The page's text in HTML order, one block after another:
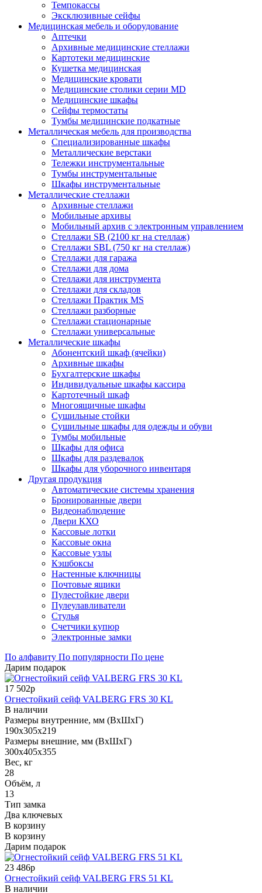
Темпокассы
Эксклюзивные сейфы
Медицинская мебель и оборудование
Аптечки
Архивные медицинские стеллажи
Картотеки медицинские
Кушетка медицинская
Медицинские кровати
Медицинские столики серии MD
Медицинские шкафы
Сейфы термостаты
Тумбы медицинские подкатные
Металлическая мебель для производства
Cпециализированные шкафы
Металлические верстаки
Тележки инструментальные
Тумбы инструментальные
Шкафы инструментальные
Металлические стеллажи
Архивные стеллажи
Мобильные архивы
Мобильный архив с электронным управлением
Стеллажи SB (2100 кг на стеллаж)
Стеллажи SBL (750 кг на стеллаж)
Стеллажи для гаража
Стеллажи для дома
Стеллажи для инструмента
Стеллажи для складов
Стеллажи Практик MS
Стеллажи разборные
Стеллажи стационарные
Стеллажи универсальные
Металлические шкафы
Абонентский шкаф (ячейки)
Архивные шкафы
Бухгалтерские шкафы
Индивидуальные шкафы кассира
Картотечный шкаф
Многоящичные шкафы
Сушильные стойки
Сушильные шкафы для одежды и обуви
Тумбы мобильные
Шкафы для офиса
Шкафы для раздевалок
Шкафы для уборочного инвентаря
Другая продукция
Автоматические системы хранения
Бронированные двери
Видеонаблюдение
Двери КХО
Кассовые лотки
Кассовые окна
Кассовые узлы
Кэшбоксы
Настенные ключницы
Почтовые ящики
Пулестойкие двери
Пулеулавливатели
Стулья
Счетчики купюр
Электронные замки
По алфавиту По популярности По цене
Дарим подарок
17 502р
Огнестойкий сейф VALBERG FRS 30 KL
В наличии
Размеры внутренние, мм (ВхШхГ)
190x305x219
Размеры внешние, мм (ВхШхГ)
300x405x355
Вес, кг
28
Объём, л
13
Тип замка
Два ключевых
В корзину
В корзину
Дарим подарок
23 486р
Огнестойкий сейф VALBERG FRS 51 KL
В наличии